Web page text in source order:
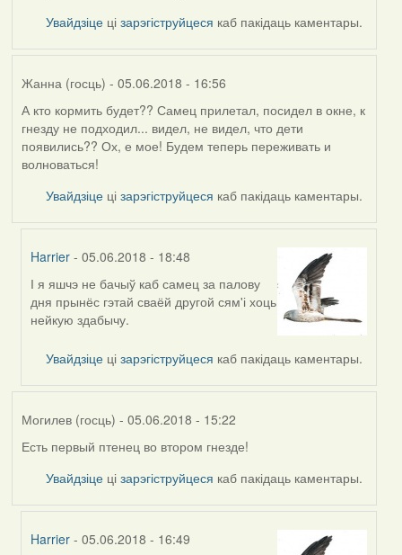
Увайдзіце цізарэгіструйцеся каб пакідаць каментары.
Жанна (госць) - 05.06.2018 - 16:56
А кто кормить будет?? Самец прилетал, посидел в окне, к
гнезду не подходил... видел, не видел, что дети
появились?? Ох, е мое! Будем теперь переживать и
волноваться!
Увайдзіце цізарэгіструйцеся каб пакідаць каментары.
Harrier - 05.06.2018 - 18:48
In
reply
to
Жанна
(госць)
І я яшчэ не бачыў каб самец за палову
дня прынёс гэтай сваёй другой сям'і хоць
нейкую здабычу.
Увайдзіце цізарэгіструйцеся каб пакідаць каментары.
Могилев (госць) - 05.06.2018 - 15:22
Есть первый птенец во втором гнезде!
Увайдзіце цізарэгіструйцеся каб пакідаць каментары.
Harrier - 05.06.2018 - 16:49